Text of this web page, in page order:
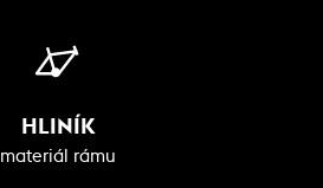
HLINÍK
materiál rámu